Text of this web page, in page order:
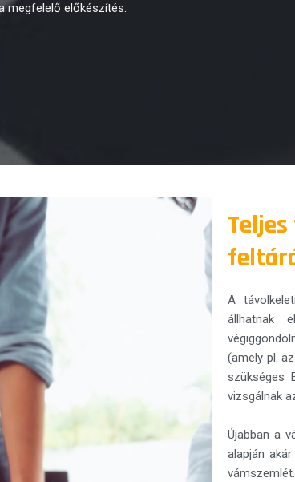
megfelelő előkészítés.
A
állhatnak
(amely pl.
szükséges
vizsgálnak
Újabban a
alapján